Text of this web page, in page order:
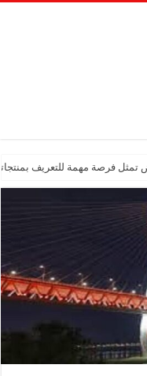
فرصة مهمة للتعريف